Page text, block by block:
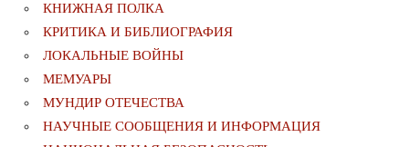
КНИЖНАЯ ПОЛКА
КРИТИКА И БИБЛИОГРАФИЯ
ЛОКАЛЬНЫЕ ВОЙНЫ
МЕМУАРЫ
МУНДИР ОТЕЧЕСТВА
НАУЧНЫЕ СООБЩЕНИЯ И ИНФОРМАЦИЯ